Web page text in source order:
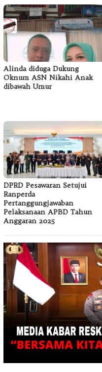
Alinda diduga Dukung
Oknum ASN Nikahi Anak
dibawah Umur
DPRD Pesawaran Setujui
Ranperda
Pertanggungjawaban
Pelaksanaan APBD Tahun
Anggaran 2025